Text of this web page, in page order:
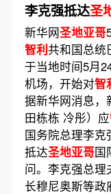
李克强抵达圣
新华网圣地亚哥
智利共和国总统
于当地时间5月
机场，开始对智
据新华网消息，
田栋栋 冷彤）应
国务院总理李克
抵达圣地亚哥国
问。李克强总理
长穆尼奥斯等